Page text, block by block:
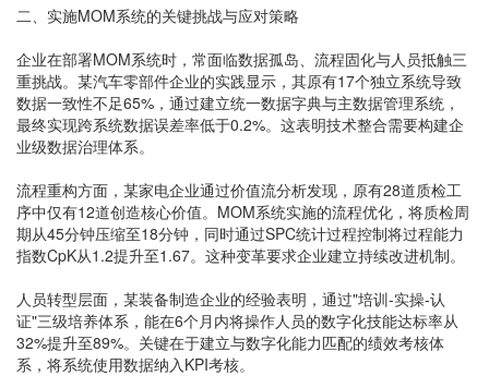
二、实施MOM系统的关键挑战与应对策略
企业在部署MOM系统时，常面临数据孤岛、流程固化与人员抵触三
重挑战。某汽车零部件企业的实践显示，其原有17个独立系统导致
数据一致性不足65%，通过建立统一数据字典与主数据管理系统，
最终实现跨系统数据误差率低于0.2%。这表明技术整合需要构建企
业级数据治理体系。
流程重构方面，某家电企业通过价值流分析发现，原有28道质检工
序中仅有12道创造核心价值。MOM系统实施的流程优化，将质检周
期从45分钟压缩至18分钟，同时通过SPC统计过程控制将过程能力
指数CpK从1.2提升至1.67。这种变革要求企业建立持续改进机制。
人员转型层面，某装备制造企业的经验表明，通过"培训-实操-认
证"三级培养体系，能在6个月内将操作人员的数字化技能达标率从
32%提升至89%。关键在于建立与数字化能力匹配的绩效考核体
系，将系统使用数据纳入KPI考核。